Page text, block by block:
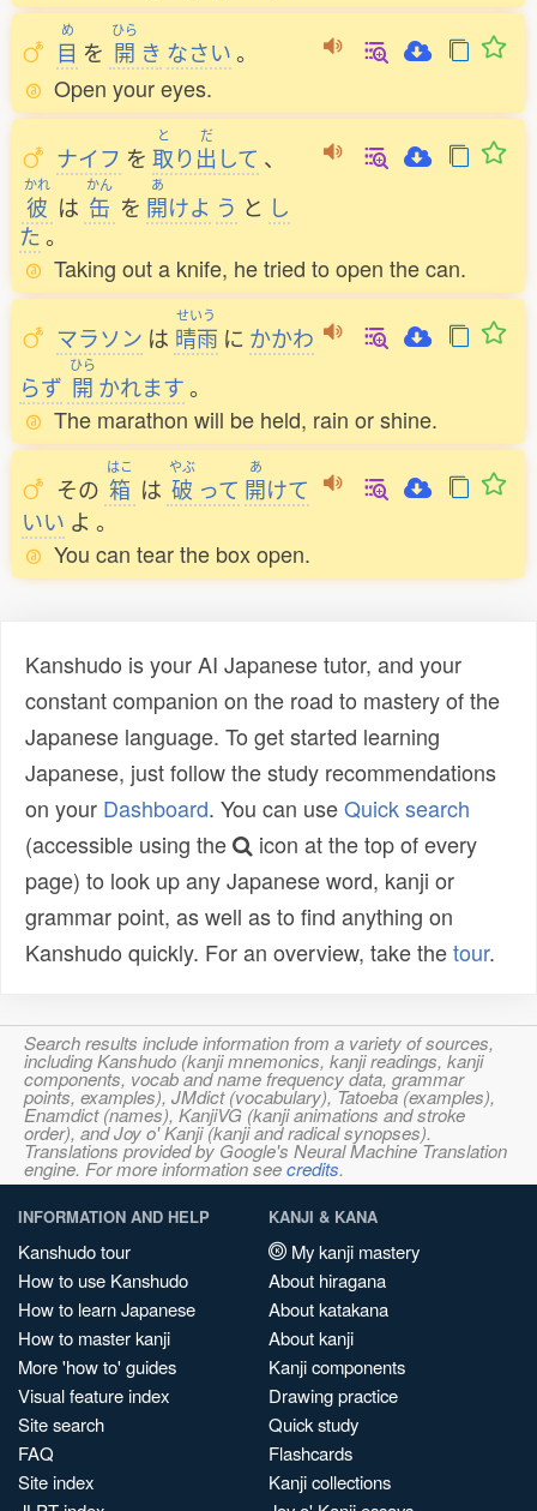
め
目 を
ひら
開 き なさい。
Open your eyes.
ナイフ を
と
取り
だ
出 して 、
かれ
彼 は
かん
缶 を
あ
開けよ う と し
た。
Taking out a knife, he tried to open the can.
マラソン は
せいう
晴雨 に かかわ
らず
ひら
開 かれます。
The marathon will be held, rain or shine.
その
はこ
箱 は
やぶ
破 って
あ
開けて
いい よ 。
You can tear the box open.
Kanshudo is your AI Japanese tutor, and your
constant companion on the road to mastery of the
Japanese language. To get started learning
Japanese, just follow the study recommendations
on your Dashboard. You can useQuick search
(accessible using the
icon at the top of every
page) to look up any Japanese word, kanji or
grammar point, as well as to find anything on
Kanshudo quickly. For an overview, take thetour.
Search results include information from a variety of sources,
including Kanshudo (kanji mnemonics, kanji readings, kanji
components, vocab and name frequency data, grammar
points, examples), JMdict (vocabulary), Tatoeba (examples),
Enamdict (names), KanjiVG (kanji animations and stroke
order), and Joy o' Kanji (kanji and radical synopses).
Translations provided by Google's Neural Machine Translation
engine. For more information seecredits.
INFORMATION AND HELP
Kanshudo tour
How to use Kanshudo
How to learn Japanese
How to master kanji
More 'how to' guides
Visual feature index
Site search
FAQ
Site index
KANJI & KANA
My kanji mastery
About hiragana
About katakana
About kanji
Kanji components
Drawing practice
Quick study
Flashcards
Kanji collections